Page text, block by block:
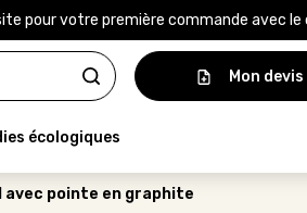
pour votre première commande avec le
Mon devis
écologiques
avec pointe en graphite